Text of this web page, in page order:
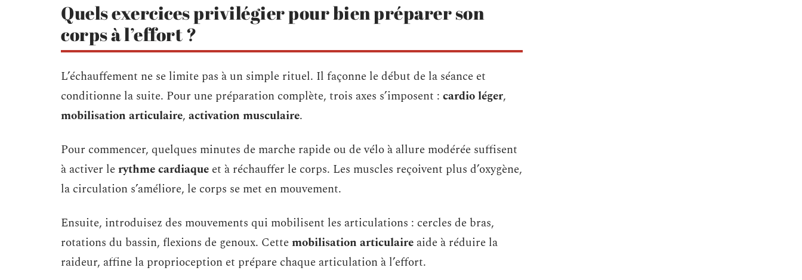
Quels exercices privilégier pour bien préparer son
corps à l’effort ?
L’échauffement ne se limite pas à un simple rituel. Il façonne le début de la séance et
conditionne la suite. Pour une préparation complète, trois axes s’imposent : cardio léger,
mobilisation articulaire, activation musculaire.
Pour commencer, quelques minutes de marche rapide ou de vélo à allure modérée suffisent
à activer lerythme cardiaque et à réchauffer le corps. Les muscles reçoivent plus d’oxygène,
la circulation s’améliore, le corps se met en mouvement.
Ensuite, introduisez des mouvements qui mobilisent les articulations : cercles de bras,
rotations du bassin, flexions de genoux. Cettemobilisation articulaire aide à réduire la
raideur, affine la proprioception et prépare chaque articulation à l’effort.